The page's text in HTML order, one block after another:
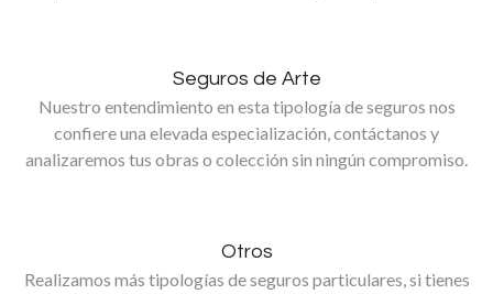
Seguros de Arte
Nuestro entendimiento en esta tipología de seguros nos
confiere una elevada especialización, contáctanos y
analizaremos tus obras o colección sin ningún compromiso.
Otros
Realizamos más tipologías de seguros particulares, si tienes